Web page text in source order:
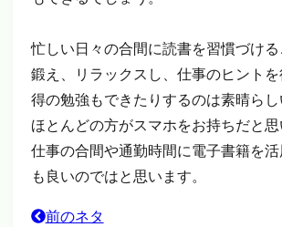
忙しい日々の合間に読書を習慣づけ
鍛え、リラックスし、仕事のヒント
得の勉強もできたりするのは素晴らし
ほとんどの方がスマホをお持ちだと思
仕事の合間や通勤時間に電子書籍を
も良いのではと思います。
前のネタ